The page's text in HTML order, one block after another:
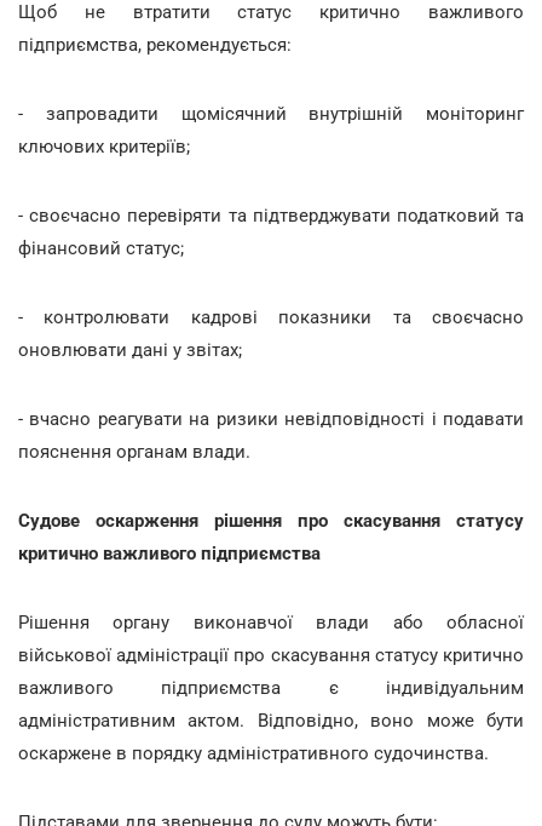
Щоб не втратити статус критично важливого
підприємства, рекомендується:
- запровадити щомісячний внутрішній моніторинг
ключових критеріїв;
- своєчасно перевіряти та підтверджувати податковий та
фінансовий статус;
- контролювати кадрові показники та своєчасно
оновлювати дані у звітах;
- вчасно реагувати на ризики невідповідності і подавати
пояснення органам влади.
Судове оскарження рішення про скасування статусу
критично важливого підприємства
Рішення органу виконавчої влади або обласної
військової адміністрації про скасування статусу критично
важливого підприємства є індивідуальним
адміністративним актом. Відповідно, воно може бути
оскаржене в порядку адміністративного судочинства.